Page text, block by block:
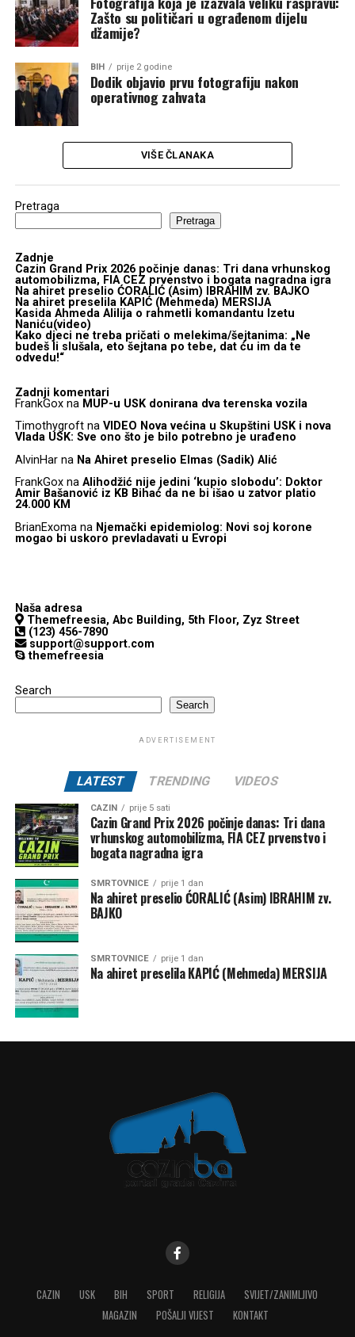
Zašto su političari u ograđenom dijelu
džamije?
BIH prije 2 godine
Dodik objavio prvu fotografiju nakon
operativnog zahvata
VIŠE ČLANAKA
Pretraga
Pretraga
Zadnje
Cazin Grand Prix 2026 počinje danas: Tri dana vrhunskog
automobilizma, FIA CEZ prvenstvo i bogata nagradna igra
Na ahiret preselio ĆORALIĆ (Asim) IBRAHIM zv. BAJKO
Na ahiret preselila KAPIĆ (Mehmeda) MERSIJA
Kasida Ahmeda Alilija o rahmetli komandantu Izetu
Naniću(video)
Kako djeci ne treba pričati o melekima/šejtanima: „Ne
budeš li slušala, eto šejtana po tebe, dat ću im da te
odvedu!“
Zadnji komentari
FrankGoxna MUP-u USK donirana dva terenska vozila
Timothygroftna VIDEO Nova većina u Skupštini USK i nova
Vlada USK: Sve ono što je bilo potrebno je urađeno
AlvinHarna Na Ahiret preselio Elmas (Sadik) Alić
FrankGoxna Alihodžić nije jedini ‘kupio slobodu’: Doktor
Amir Bašanović iz KB Bihać da ne bi išao u zatvor platio
24.000 KM
BrianExomana Njemački epidemiolog: Novi soj korone
mogao bi uskoro prevladavati u Evropi
Naša adresa
Themefreesia, Abc Building, 5th Floor, Zyz Street
(123) 456-7890
support@support.com
themefreesia
Search
Search
ADVERTISEMENT
LATEST TRENDING VIDEOS
CAZIN prije 5 sati
Cazin Grand Prix 2026 počinje danas: Tri dana
vrhunskog automobilizma, FIA CEZ prvenstvo i
bogata nagradna igra
SMRTOVNICE prije 1 dan
Na ahiret preselio ĆORALIĆ (Asim) IBRAHIM zv.
BAJKO
SMRTOVNICE prije 1 dan
Na ahiret preselila KAPIĆ (Mehmeda) MERSIJA
CAZIN USK BIH SPORT RELIGIJA
SVIJET/ZANIMLJIVO
MAGAZIN
POŠALJI VIJEST KONTAKT